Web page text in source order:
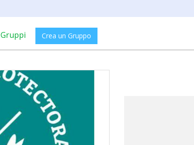
Gruppi Crea un Gruppo